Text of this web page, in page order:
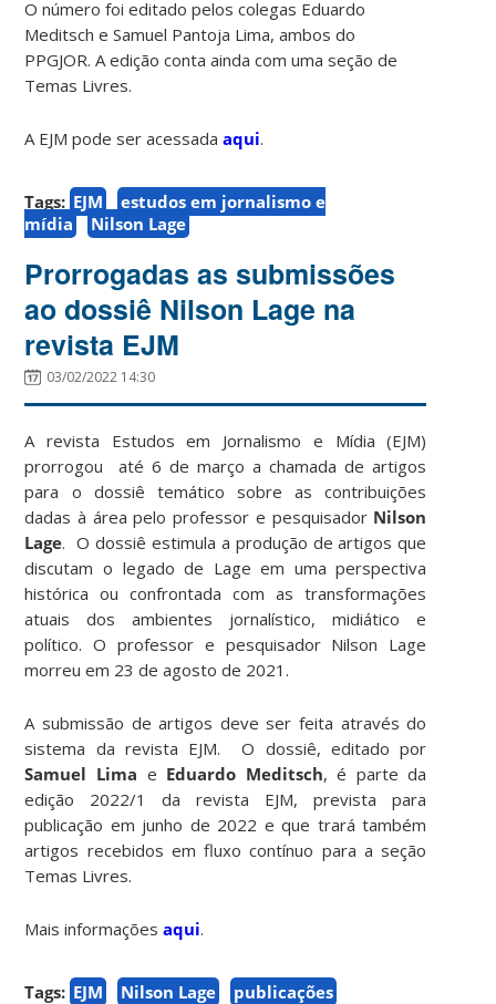
O número foi editado pelos colegas Eduardo
Meditsch e Samuel Pantoja Lima, ambos do
PPGJOR. A edição conta ainda com uma seção de
Temas Livres.
A EJM pode ser acessadaaqui.
Tags: EJM
estudos em jornalismo e
mídia
Nilson Lage
Prorrogadas as submissões
ao dossiê Nilson Lage na
revista EJM
03/02/2022 14:30
A revista Estudos em Jornalismo e Mídia (EJM)
prorrogou até 6 de março a chamada de artigos
para o dossiê temático sobre as contribuições
dadas à área pelo professor e pesquisador Nilson
Lage. O dossiê estimula a produção de artigos que
discutam o legado de Lage em uma perspectiva
histórica ou confrontada com as transformações
atuais dos ambientes jornalístico, midiático e
político. O professor e pesquisador Nilson Lage
morreu em 23 de agosto de 2021.
A submissão de artigos deve ser feita através do
sistema da revista EJM. O dossiê, editado por
Samuel Lima e Eduardo Meditsch, é parte da
edição 2022/1 da revista EJM, prevista para
publicação em junho de 2022 e que trará também
artigos recebidos em fluxo contínuo para a seção
Temas Livres.
Mais informaçõesaqui.
Tags: EJM Nilson Lage publicações